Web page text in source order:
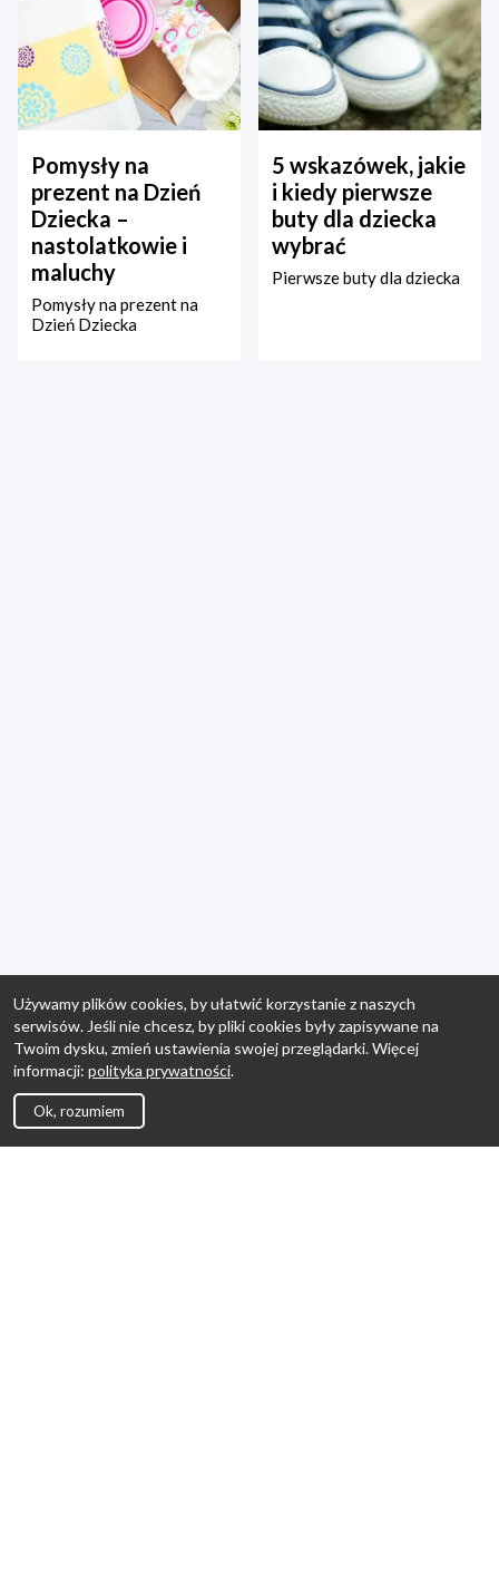
Pomysły na
prezent na Dzień
Dziecka –
nastolatkowie i
maluchy
Pomysły na prezent na
Dzień Dziecka
5 wskazówek, jakie
i kiedy pierwsze
buty dla dziecka
wybrać
Pierwsze buty dla dziecka
Używamy plików cookies, by ułatwić korzystanie z naszych
serwisów. Jeśli nie chcesz, by pliki cookies były zapisywane na
Twoim dysku, zmień ustawienia swojej przeglądarki. Więcej
informacji: polityka prywatności.
Ok, rozumiem